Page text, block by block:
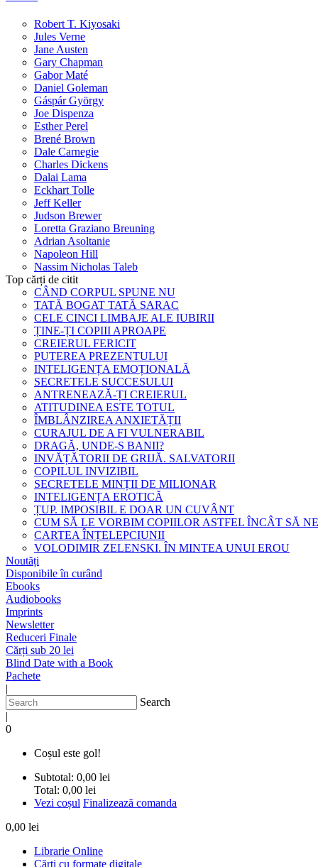
Robert T. Kiyosaki
Jules Verne
Jane Austen
Gary Chapman
Gabor Maté
Daniel Goleman
Gáspár György
Joe Dispenza
Esther Perel
Brené Brown
Dale Carnegie
Charles Dickens
Dalai Lama
Eckhart Tolle
Jeff Keller
Judson Brewer
Loretta Graziano Breuning
Adrian Asoltanie
Napoleon Hill
Nassim Nicholas Taleb
Top cărți de citit
CÂND CORPUL SPUNE NU
TATĂ BOGAT TATĂ SARAC
CELE CINCI LIMBAJE ALE IUBIRII
ȚINE-ȚI COPIII APROAPE
CREIERUL FERICIT
PUTEREA PREZENTULUI
INTELIGENȚA EMOȚIONALĂ
SECRETELE SUCCESULUI
ANTRENEAZĂ-ȚI CREIERUL
ATITUDINEA ESTE TOTUL
ÎMBLÂNZIREA ANXIETĂȚII
CURAJUL DE A FI VULNERABIL
DRAGĂ, UNDE-S BANII?
INVĂȚĂTORII DE GRIJĂ. SALVATORII
COPILUL INVIZIBIL
SECRETELE MINȚII DE MILIONAR
INTELIGENȚA EROTICĂ
ȚUP. IMPOSIBIL E DOAR UN CUVÂNT
CUM SĂ LE VORBIM COPIILOR ASTFEL ÎNCÂT SĂ
CARTEA ÎNȚELEPCIUNII
VOLODIMIR ZELENSKI. ÎN MINTEA UNUI EROU
Noutăți
Disponibile în curând
Ebooks
Audiobooks
Imprints
Newsletter
Reduceri Finale
Cărți sub 20 lei
Blind Date with a Book
Pachete
|
Search
|
0
Coșul este gol!
Subtotal: 0,00 lei
Total: 0,00 lei
Vezi coșul Finalizează comanda
0,00 lei
Librarie Online
Cărți cu formate digitale